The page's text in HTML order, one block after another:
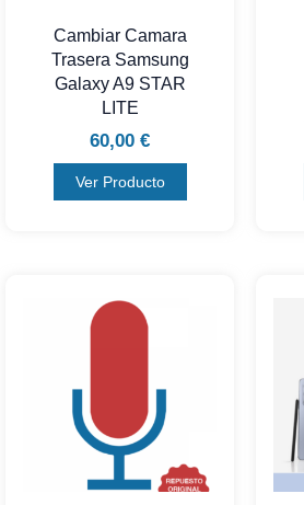
Cambiar Camara
Trasera Samsung
Galaxy A9 STAR
LITE
60,00 €
Ver Producto